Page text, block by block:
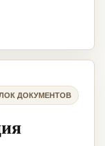
ДОКУМЕНТОВ